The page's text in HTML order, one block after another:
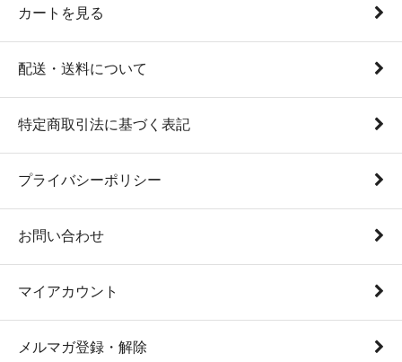
カートを見る
配送・送料について
特定商取引法に基づく表記
プライバシーポリシー
お問い合わせ
マイアカウント
メルマガ登録・解除